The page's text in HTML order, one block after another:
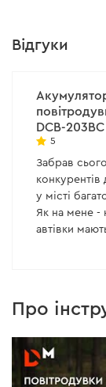
Відгуки
DCB-
5
Забрав
у місті
Як на мене -
автівки
Про